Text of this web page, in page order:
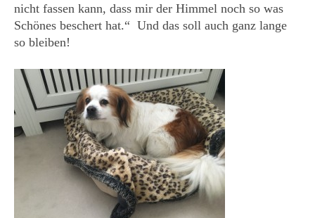
ÜBER UNS
HELFEN
KONTAKT
nicht fassen kann, dass mir der Himmel noch so was
Schönes beschert hat.“ Und das soll auch ganz lange
so bleiben!